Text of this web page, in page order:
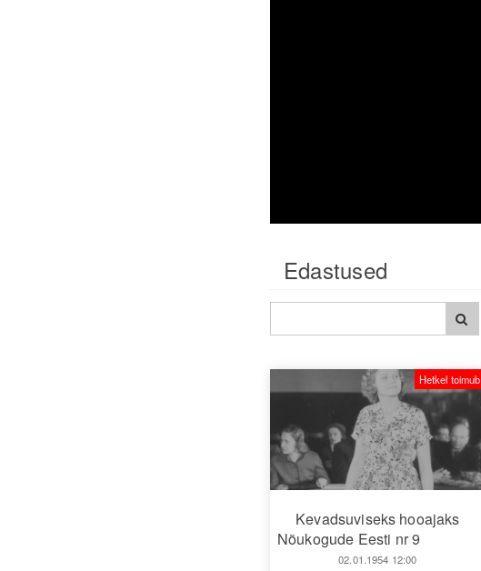
Edastused
Kevadsuviseks hooajaks
Nõukogude Eesti nr 9
02.01.1954 12:00
Hetkel toimub